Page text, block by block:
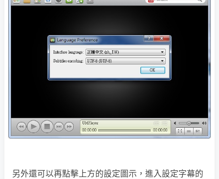
另外還可以再點擊上方的設定圖示，進入設定字幕的